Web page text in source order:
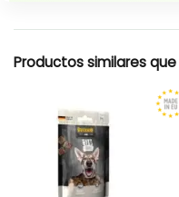
Productos similares